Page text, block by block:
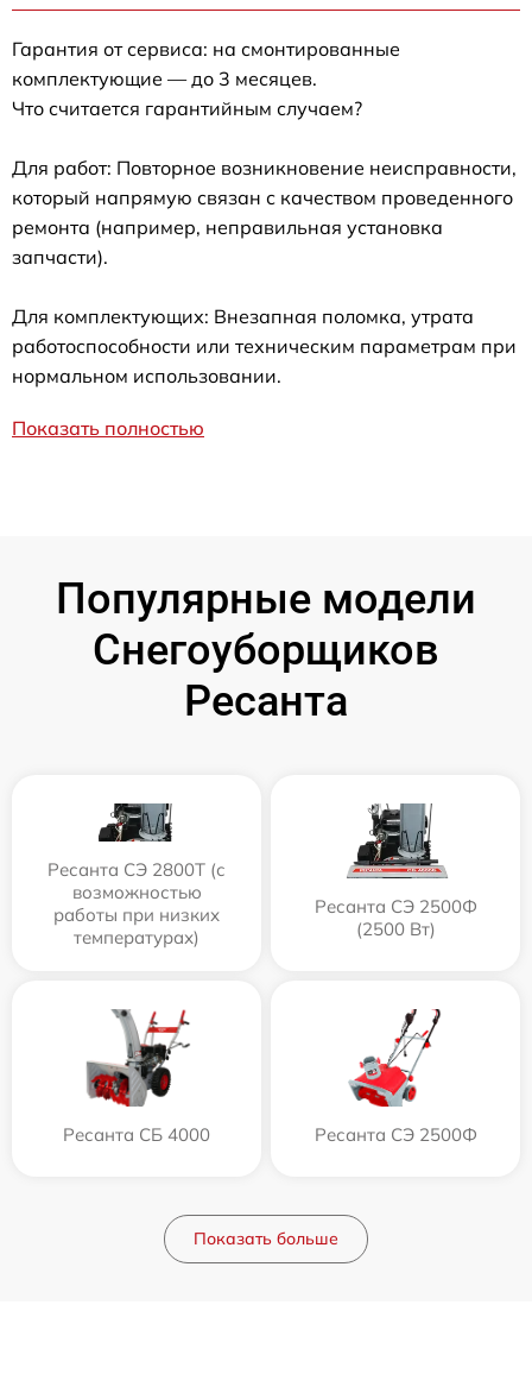
Гарантия от сервиса: на смонтированные
комплектующие — до 3 месяцев.
Что считается гарантийным случаем?
Для работ: Повторное возникновение неисправности,
который напрямую связан с качеством проведенного
ремонта (например, неправильная установка
запчасти).
Для комплектующих: Внезапная поломка, утрата
работоспособности или техническим параметрам при
нормальном использовании.
Показать полностью
Популярные модели
Снегоуборщиков
Ресанта
Ресанта СЭ 2800Т (с
возможностью
работы при низких
температурах)
Ресанта СЭ 2500Ф
(2500 Вт)
Ресанта СБ 4000 Ресанта СЭ 2500Ф
Показать больше